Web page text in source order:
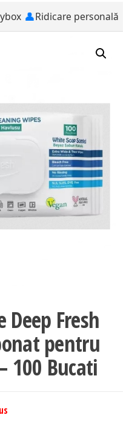
👤Ridicare personală
Deep Fresh
pentru
100 Bucati